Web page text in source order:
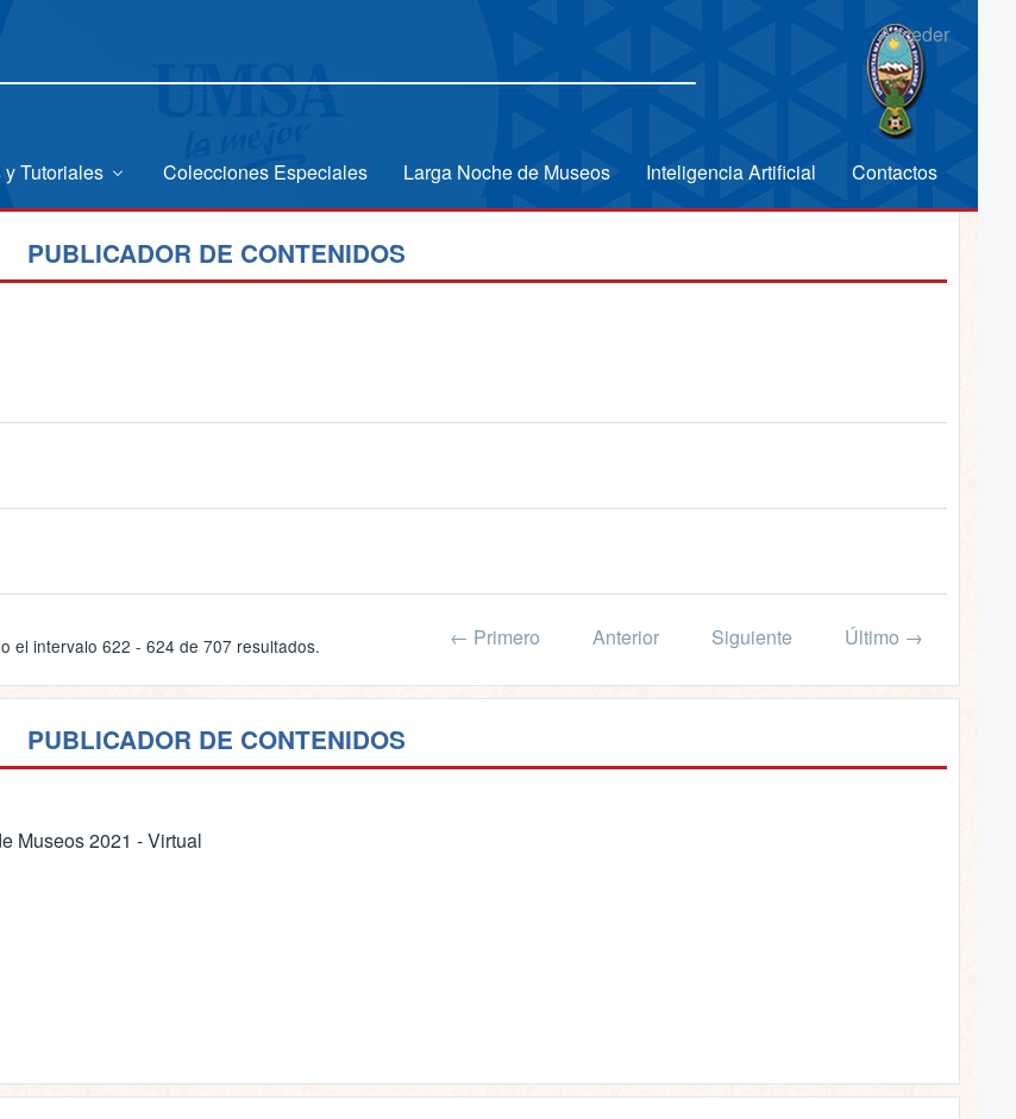
Acceder
y Tutoriales Colecciones Especiales Larga Noche de Museos Inteligencia Artificial Contactos
PUBLICADOR DE CONTENIDOS
el intervalo 622 - 624 de 707 resultados. ← Primero Anterior Siguiente Último →
PUBLICADOR DE CONTENIDOS
Museos 2021 - Virtual